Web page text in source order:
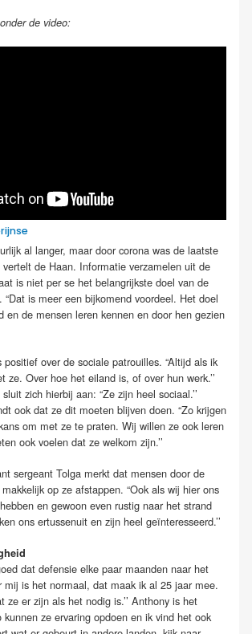
de video:
al langer, maar door corona was de laatste
vertelt de Haan. Informatie verzamelen uit de
is niet per se het belangrijkste doel van de
“Dat is meer een bijkomend voordeel. Het doel
en de mensen leren kennen en door hen gezien
over de sociale patrouilles. “Altijd als ik
ze. Over hoe het eiland is, of over hun werk.’’
zich hierbij aan: “Ze zijn heel sociaal.’’
ook dat ze dit moeten blijven doen. “Zo krijgen
om met ze te praten. Wij willen ze ook leren
ook voelen dat ze welkom zijn.’’
sergeant Tolga merkt dat mensen door de
op ze afstappen. “Ook als wij hier ons
en gewoon even rustig naar het strand
ons ertussenuit en zijn heel geïnteresseerd.’’
dat defensie elke paar maanden naar het
mij is het normaal, dat maak ik al 25 jaar mee.
ze er zijn als het nodig is.’’ Anthony is het
kunnen ze ervaring opdoen en ik vind het ook